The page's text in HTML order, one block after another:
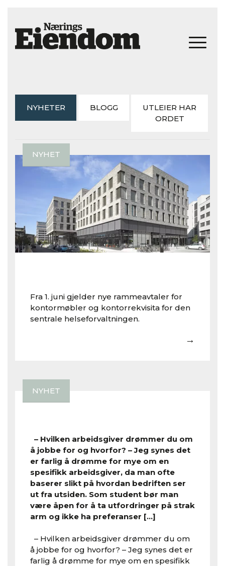
NYHETER BLOGG
UTLEIER HAR
ORDET
NYHET
Fra 1. juni gjelder nye rammeavtaler for
kontormøbler og kontorrekvisita for den
sentrale helseforvaltningen.
→
NYHET
– Hvilken arbeidsgiver drømmer du om
å jobbe for og hvorfor? – Jeg synes det
er farlig å drømme for mye om en
spesifikk arbeidsgiver, da man ofte
baserer slikt på hvordan bedriften ser
ut fra utsiden. Som student bør man
være åpen for å ta utfordringer på strak
arm og ikke ha preferanser […]
– Hvilken arbeidsgiver drømmer du om
å jobbe for og hvorfor? – Jeg synes det er
farlig å drømme for mye om en spesifikk